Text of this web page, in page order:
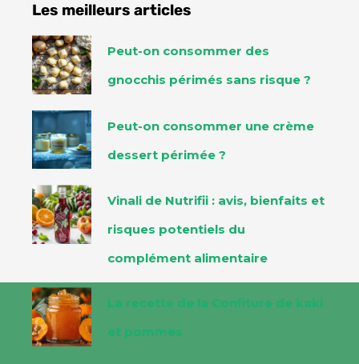
Les meilleurs articles
Peut-on consommer des
gnocchis périmés sans risque ?
Peut-on consommer une crème
dessert périmée ?
Vinali de Nutrifii : avis, bienfaits et
risques potentiels du
complément alimentaire
La recette de la Confiture de kaki
et pommes